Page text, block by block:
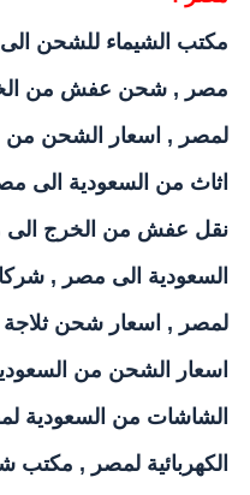
مكتب الشيماء للشحن
مصر , شحن عفش من
لمصر , اسعار الشحن من
اثاث من السعودية الى
نقل عفش من الخرج الى
السعودية الى مصر ,
لمصر , اسعار شحن
اسعار الشحن من
الشاشات من السعودية
الكهربائية لمصر , مكتب